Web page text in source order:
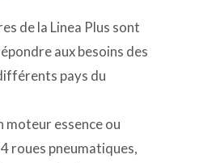
de la Linea Plus sont
aux besoins des
pays du
moteur essence ou
roues pneumatiques,